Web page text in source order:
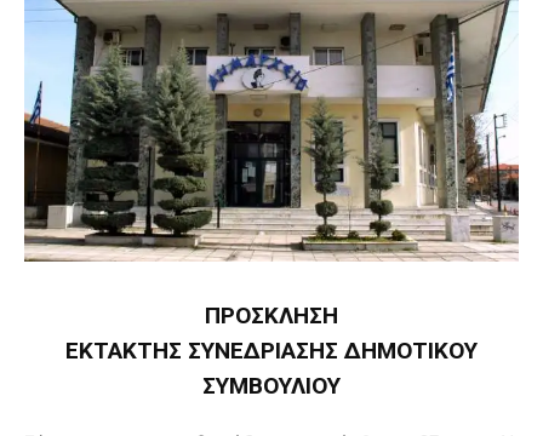
ΠΡΟΣΚΛΗΣΗ
ΕΚΤΑΚΤΗΣ ΣΥΝΕΔΡΙΑΣΗΣ ΔΗΜΟΤΙΚΟΥ
ΣΥΜΒΟΥΛΙΟΥ